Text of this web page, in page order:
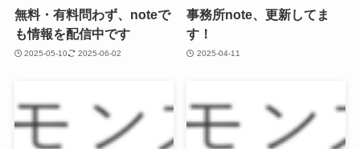
無料・有料問わず、noteで
も情報を配信中です
2025-05-10 2025-06-02
事務所note、更新してま
す！
2025-04-11